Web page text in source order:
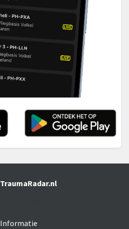
Informatie
TraumaRadar.nl